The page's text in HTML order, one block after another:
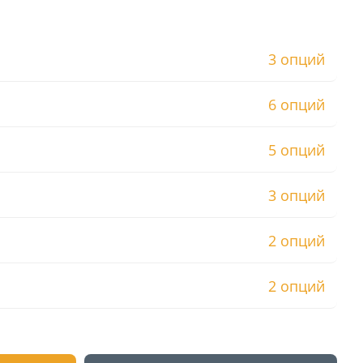
3 опций
6 опций
5 опций
3 опций
2 опций
2 опций